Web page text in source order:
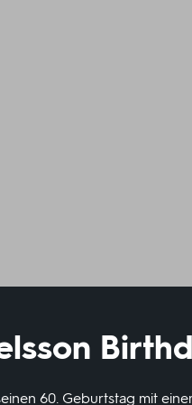
60. Geburtstag mit